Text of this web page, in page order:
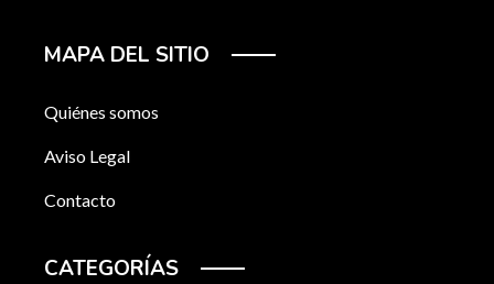
MAPA DEL SITIO
Quiénes somos
Aviso Legal
Contacto
CATEGORÍAS